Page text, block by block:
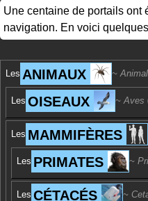
Une centaine de portails ont
navigation. En voici
Les ANIMAUX
Les OISEAUX Aves
Les MAMMIFÈRES
Les PRIMATES
Les CÉTACÉS